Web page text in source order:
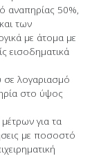
50%,
των
με άτομα με
εισοδηματικά
λογαριασμό
στο ύψος
για τα
με ποσοστό